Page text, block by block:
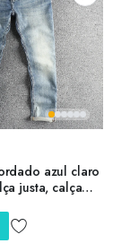
azul claro
justa, calça
jovem,